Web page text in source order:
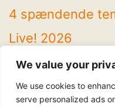
We value your
We use cookies to
serve personalized ads
4 spændende
Live! 2026
Mandagstip:
op